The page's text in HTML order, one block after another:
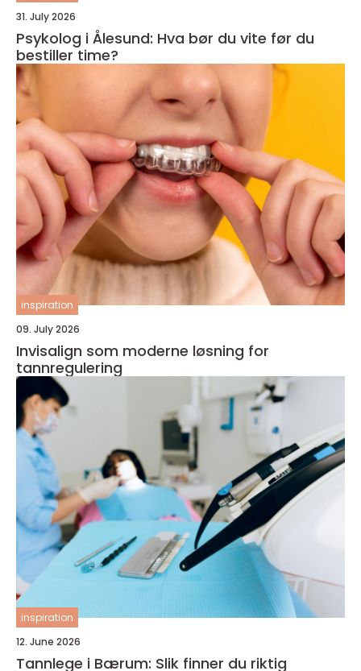
31. July 2026
Psykolog i Ålesund: Hva bør du vite før du
bestiller time?
inspiration
09. July 2026
Invisalign som moderne løsning for
tannregulering
inspiration
12. June 2026
Tannlege i Bærum: Slik finner du riktig